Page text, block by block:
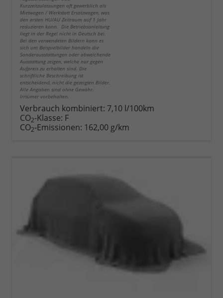
Kurzzeitzulassungen oft gewerblich als
Mietwagen / Werkstatt Ersatzwagen, was
den ersten HU/AU Zeitraum auf 1 Jahr
reduzieren kann. Die Betriebsanleitung
liegt in der Regel nicht in Deutsch bei.
Bei den verwendeten Bildern kann es
sich um Beispielbilder handeln die
Sonderausstattungen oder abweichende
Ausstattung zeigen, welche nur gegen
Aufpreis zu erhalten sind. Die
schriftliche Beschreibung ist
entscheidend, nicht die gezeigten Bilder.
Alle Angaben sind ohne Gewähr.
Irrtümer vorbehalten.
Verbrauch kombiniert: 7,10 l/100km
CO2-Klasse: F
CO2-Emissionen: 162,00 g/km